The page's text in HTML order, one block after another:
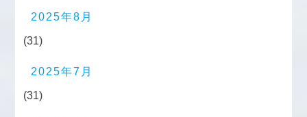
2025年8月
(31)
2025年7月
(31)